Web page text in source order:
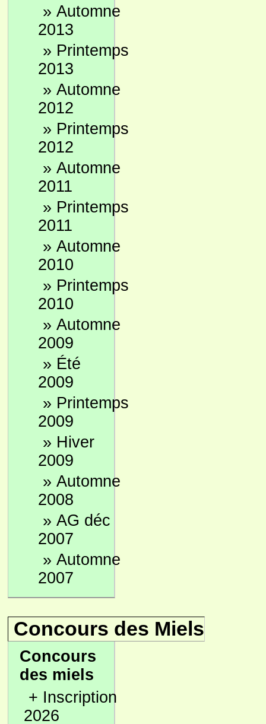
» Automne
2013
» Printemps
2013
» Automne
2012
» Printemps
2012
» Automne
2011
» Printemps
2011
» Automne
2010
» Printemps
2010
» Automne
2009
» Été
2009
» Printemps
2009
» Hiver
2009
» Automne
2008
» AG déc
2007
» Automne
2007
Concours des Miels
Concours
des miels
+ Inscription
2026